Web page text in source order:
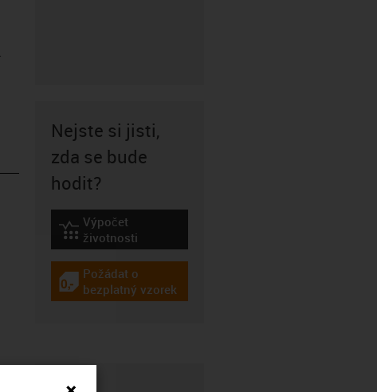
Nejste si jisti,
zda se bude
hodit?
igus-icon-lebensdauerrechner
Výpočet
životnosti
igus-icon-gratismuster
Požádat o
bezplatný vzorek